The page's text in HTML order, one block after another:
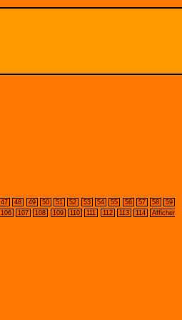
47 48 49 50 51 52 53 54 55 56 57 58
59
106 107 108 109 110 111 112 113 114
Afficher